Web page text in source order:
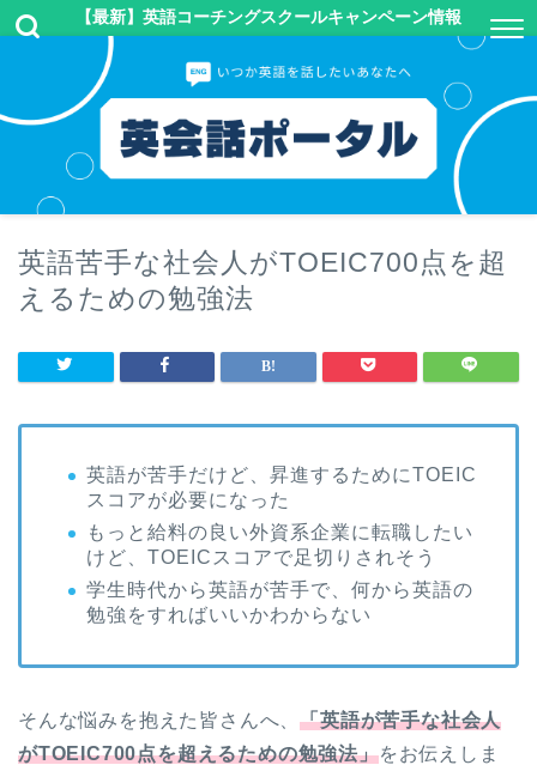
【最新】英語コーチングスクールキャンペーン情報
英語苦手な社会人がTOEIC700点を超
えるための勉強法
英語が苦手だけど、昇進するためにTOEIC
スコアが必要になった
もっと給料の良い外資系企業に転職したい
けど、TOEICスコアで足切りされそう
学生時代から英語が苦手で、何から英語の
勉強をすればいいかわからない
そんな悩みを抱えた皆さんへ、「英語が苦手な社会人
がTOEIC700点を超えるための勉強法」をお伝えしま